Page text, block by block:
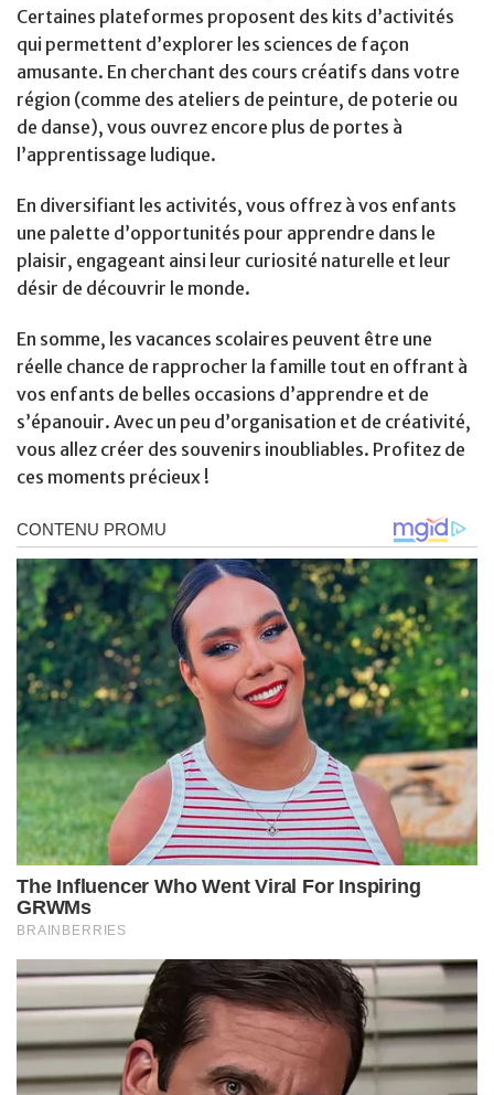
Certaines plateformes proposent des kits d’activités
qui permettent d’explorer les sciences de façon
amusante. En cherchant des cours créatifs dans votre
région (comme des ateliers de peinture, de poterie ou
de danse), vous ouvrez encore plus de portes à
l’apprentissage ludique.
En diversifiant les activités, vous offrez à vos enfants
une palette d’opportunités pour apprendre dans le
plaisir, engageant ainsi leur curiosité naturelle et leur
désir de découvrir le monde.
En somme, les vacances scolaires peuvent être une
réelle chance de rapprocher la famille tout en offrant à
vos enfants de belles occasions d’apprendre et de
s’épanouir. Avec un peu d’organisation et de créativité,
vous allez créer des souvenirs inoubliables. Profitez de
ces moments précieux !